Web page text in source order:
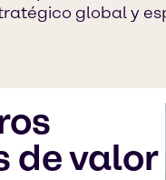
global y
de valor